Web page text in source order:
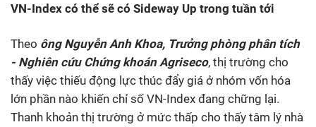
VN-Index có thể sẽ có Sideway Up trong tuần tới
Theo ông Nguyễn Anh Khoa, Trưởng phòng phân tích
- Nghiên cứu Chứng khoán Agriseco, thị trường cho
thấy việc thiếu động lực thúc đẩy giá ở nhóm vốn hóa
lớn phần nào khiến chỉ số VN-Index đang chững lại.
Thanh khoản thị trường ở mức thấp cho thấy tâm lý nhà